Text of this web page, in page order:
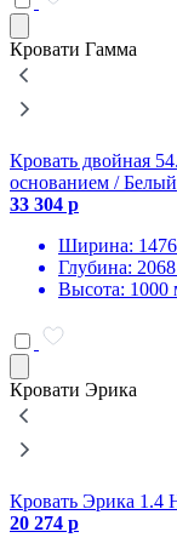
Кровати Гамма
Кровать двойная
основанием / Белый
33 304 р
Ширина:
Глубина:
Высота: 1000
Кровати Эрика
Кровать Эрика 1.4
20 274 р